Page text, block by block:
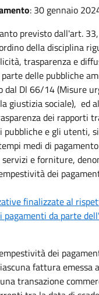
: 30 gennaio
previsto dall'art.
della disciplina
trasparenza e
delle pubbliche
dal Dl 66/14 (Misure
giustizia sociale), ed
dei rapporti
e gli utenti,
medi di
e forniture,
dei
finalizzate al
da parte
dei
fattura emessa
transazione